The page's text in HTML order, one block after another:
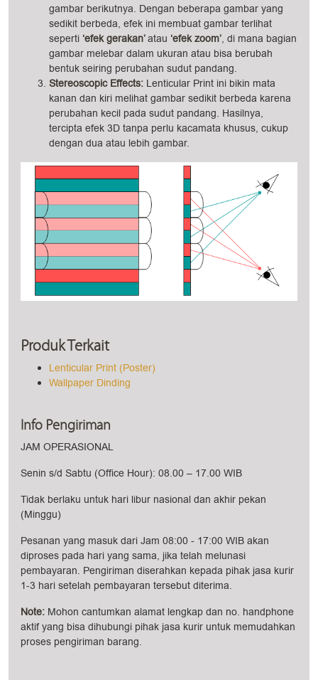
gambar berikutnya. Dengan beberapa gambar yang
sedikit berbeda, efek ini membuat gambar terlihat
seperti ‘efek gerakan’atau ‘efek zoom’, di mana bagian
gambar melebar dalam ukuran atau bisa berubah
bentuk seiring perubahan sudut pandang.
Stereoscopic Effects: Lenticular Print ini bikin mata
kanan dan kiri melihat gambar sedikit berbeda karena
perubahan kecil pada sudut pandang. Hasilnya,
tercipta efek 3D tanpa perlu kacamata khusus, cukup
dengan dua atau lebih gambar.
Produk Terkait
Lenticular Print (Poster)
Wallpaper Dinding
Info Pengiriman
JAM OPERASIONAL
Senin s/d Sabtu (Office Hour): 08.00 – 17.00 WIB
Tidak berlaku untuk hari libur nasional dan akhir pekan
(Minggu)
Pesanan yang masuk dari Jam 08:00 - 17:00 WIB akan
diproses pada hari yang sama, jika telah melunasi
pembayaran. Pengiriman diserahkan kepada pihak jasa kurir
1-3 hari setelah pembayaran tersebut diterima.
Note: Mohon cantumkan alamat lengkap dan no. handphone
aktif yang bisa dihubungi pihak jasa kurir untuk memudahkan
proses pengiriman barang.